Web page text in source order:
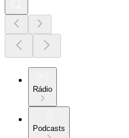
Rádio
Podcasts